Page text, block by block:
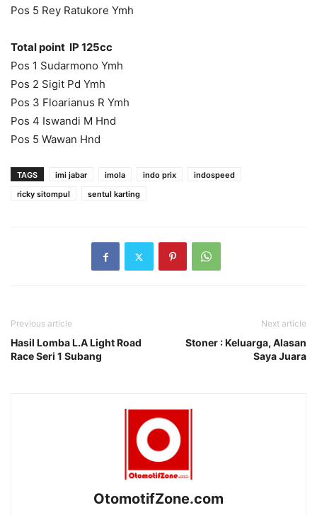
Pos 5 Rey Ratukore Ymh
Total point IP 125cc
Pos 1 Sudarmono Ymh
Pos 2 Sigit Pd Ymh
Pos 3 Floarianus R Ymh
Pos 4 Iswandi M Hnd
Pos 5 Wawan Hnd
TAGS imi jabar imola indo prix
indospeed
ricky sitompul
sentul karting
Previous article
Hasil Lomba L.A Light Road
Race Seri 1 Subang
Next article
Stoner : Keluarga, Alasan
Saya Juara
OtomotifZone.com